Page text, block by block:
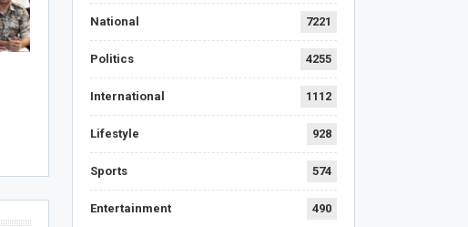
National 7221
Politics 4255
International 1112
Lifestyle 928
Sports 574
Entertainment 490